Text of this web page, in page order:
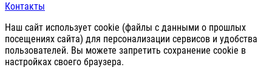
Контакты
Наш сайт использует cookie (файлы с данными о прошлых
посещениях сайта) для персонализации сервисов и удобства
пользователей. Вы можете запретить сохранение cookie в
настройках своего браузера.